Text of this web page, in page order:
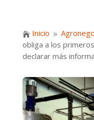
 Inicio 9
obliga a los
declarar más